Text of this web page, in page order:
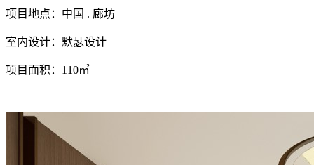
项目地点：中国 . 廊坊
室内设计：默瑟设计
项目面积：110㎡